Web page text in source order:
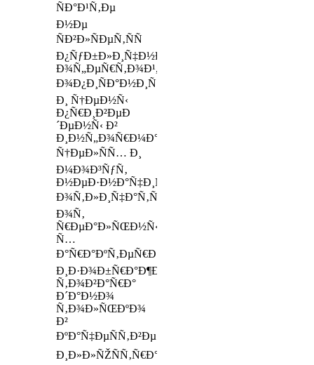
ÑÐ°Ð¹Ñ‚Ðµ
Ð½Ðµ
ÑÐ²Ð»ÑÐµÑ‚ÑÑ
Ð¿ÑƒÐ±Ð»Ð¸Ñ‡Ð½Ð¾Ð¹
Ð¾Ñ„ÐµÑ€Ñ‚Ð¾Ð¹,
Ð¾Ð¿Ð¸ÑÐ°Ð½Ð¸Ñ
Ð¸ Ñ†ÐµÐ½Ñ‹
Ð¿Ñ€Ð¸Ð²ÐµÐ
´ÐµÐ½Ñ‹ Ð²
Ð¸Ð½Ñ„Ð¾Ñ€Ð¼Ð°Ñ†Ð¸Ð¾Ð½Ð½Ñ‹Ñ…
Ñ†ÐµÐ»ÑÑ… Ð¸
Ð¼Ð¾Ð³ÑƒÑ‚
Ð½ÐµÐ·Ð½Ð°Ñ‡Ð¸Ñ‚ÐµÐ»ÑŒÐ½Ð¾
Ð¾Ñ‚Ð»Ð¸Ñ‡Ð°Ñ‚ÑŒÑÑ
Ð¾Ñ‚
Ñ€ÐµÐ°Ð»ÑŒÐ½Ñ‹Ñ…
Ñ…
Ð°Ñ€Ð°ÐºÑ‚ÐµÑ€Ð¸ÑÑ‚Ð¸Ðº,
Ð¸Ð·Ð¾Ð±Ñ€Ð°Ð¶ÐµÐ½Ð¸Ðµ
Ñ‚Ð¾Ð²Ð°Ñ€Ð°
Ð´Ð°Ð½Ð¾
Ñ‚Ð¾Ð»ÑŒÐºÐ¾
Ð²
ÐºÐ°Ñ‡ÐµÑÑ‚Ð²Ðµ
Ð¸Ð»Ð»ÑŽÑÑ‚Ñ€Ð°Ñ†Ð¸Ð¸)